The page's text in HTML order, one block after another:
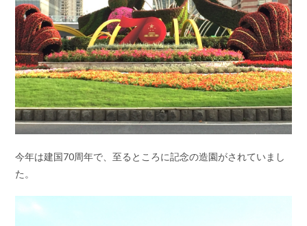
今年は建国70周年で、至るところに記念の造園がされていまし
た。